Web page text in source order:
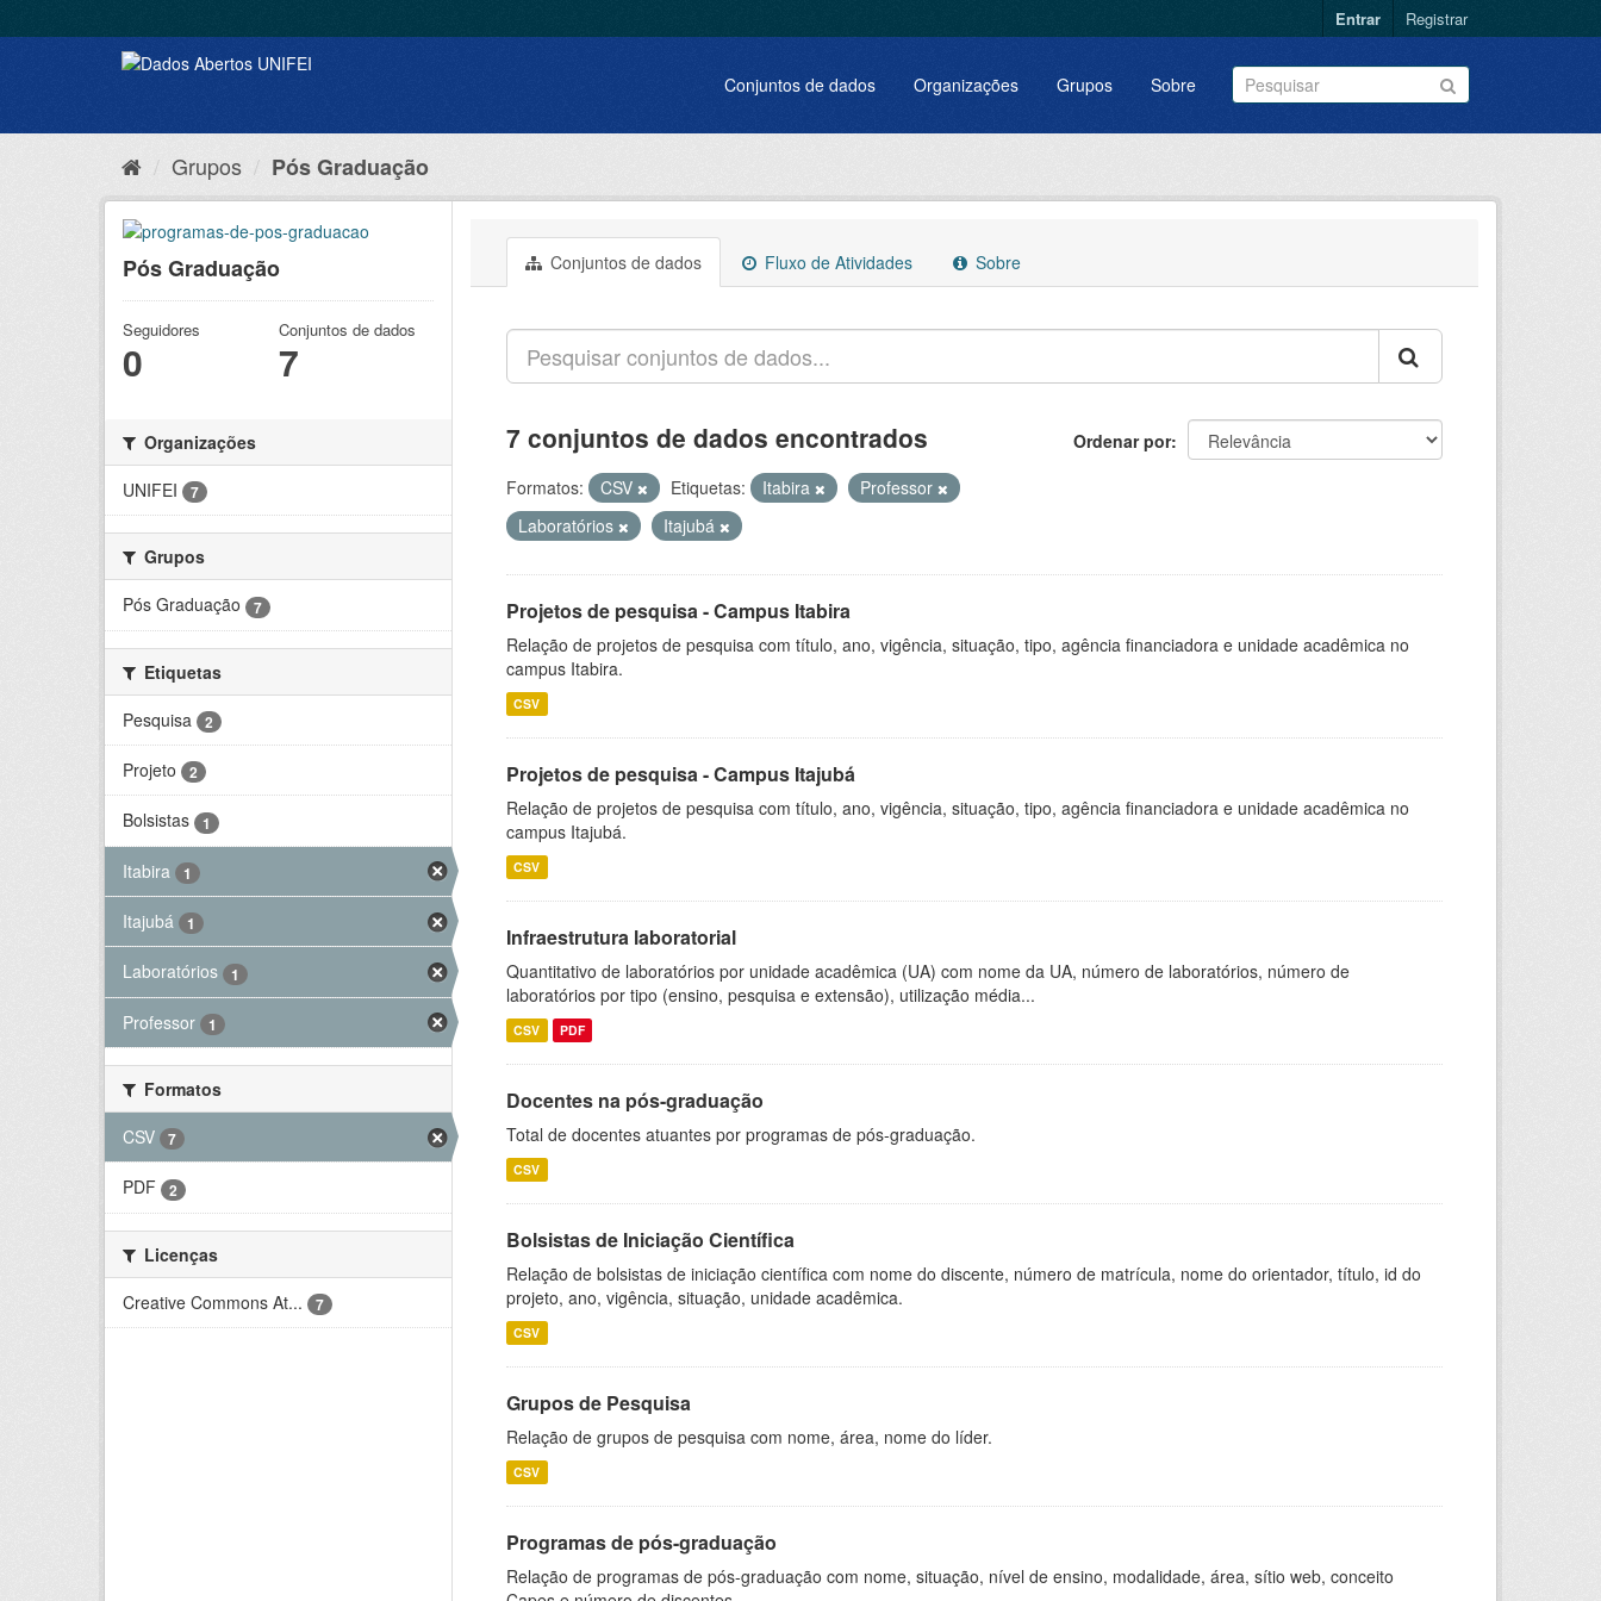
Entrar Registrar
Conjuntos de dados Organizações Grupos Sobre
Grupos Pós Graduação
Pós Graduação
Seguidores
0
Conjuntos de dados
7
Organizações
UNIFEI
7
Grupos
Pós Graduação
7
Etiquetas
Pesquisa
2
Projeto 2
Bolsistas 1
Itabira 1
Itajubá 1
Laboratórios 1
Professor 1
Formatos
CSV
7
PDF 2
Licenças
Creative Commons At...
7
Conjuntos de dados Fluxo de Atividades Sobre
Ordenar por
7 conjuntos de dados encontrados
Formatos: CSV Etiquetas: Itabira
Professor
Laboratórios
Itajubá
Projetos de pesquisa - Campus Itabira
Relação de projetos de pesquisa com título, ano, vigência, situação, tipo, agência financiadora e unidade acadêmica no
campus Itabira.
CSV
Projetos de pesquisa - Campus Itajubá
Relação de projetos de pesquisa com título, ano, vigência, situação, tipo, agência financiadora e unidade acadêmica no
campus Itajubá.
CSV
Infraestrutura laboratorial
Quantitativo de laboratórios por unidade acadêmica (UA) com nome da UA, número de laboratórios, número de
laboratórios por tipo (ensino, pesquisa e extensão), utilização média...
CSV PDF
Docentes na pós-graduação
Total de docentes atuantes por programas de pós-graduação.
CSV
Bolsistas de Iniciação Científica
Relação de bolsistas de iniciação científica com nome do discente, número de matrícula, nome do orientador, título, id do
projeto, ano, vigência, situação, unidade acadêmica.
CSV
Grupos de Pesquisa
Relação de grupos de pesquisa com nome, área, nome do líder.
CSV
Programas de pós-graduação
Relação de programas de pós-graduação com nome, situação, nível de ensino, modalidade, área, sítio web, conceito